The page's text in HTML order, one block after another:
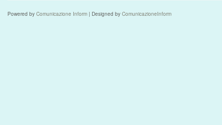
Powered by Comunicazione Inform | Designed by ComunicazioneInform